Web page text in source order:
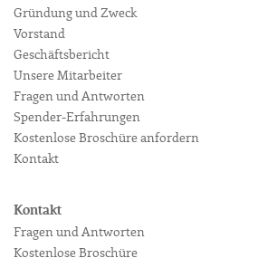
Gründung und Zweck
Vorstand
Geschäftsbericht
Unsere Mitarbeiter
Fragen und Antworten
Spender-Erfahrungen
Kostenlose Broschüre anfordern
Kontakt
Kontakt
Fragen und Antworten
Kostenlose Broschüre